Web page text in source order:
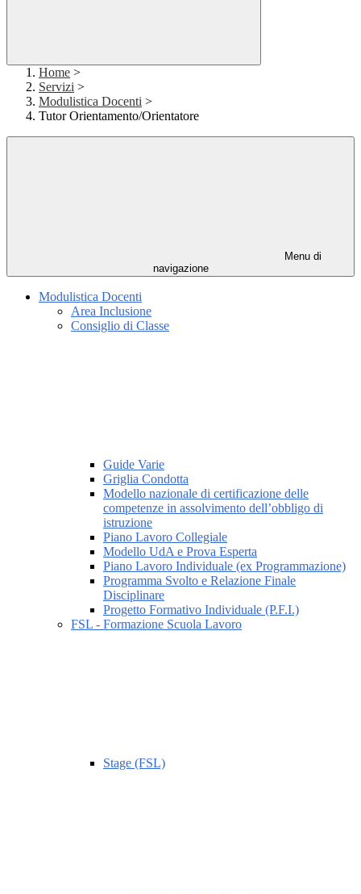
Home >
Servizi >
Modulistica Docenti >
Tutor Orientamento/Orientatore
Menu di
navigazione
Modulistica Docenti
Area Inclusione
Consiglio di Classe
Guide Varie
Griglia Condotta
Modello nazionale di certificazione delle
competenze in assolvimento dell’obbligo di
istruzione
Piano Lavoro Collegiale
Modello UdA e Prova Esperta
Piano Lavoro Individuale (ex Programmazione)
Programma Svolto e Relazione Finale
Disciplinare
Progetto Formativo Individuale (P.F.I.)
FSL - Formazione Scuola Lavoro
Stage (FSL)